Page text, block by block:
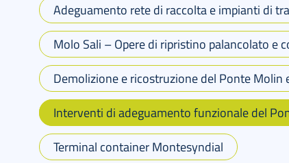
Adeguamento rete di raccolta e impianti di
Molo Sali – Opere di ripristino palancolato e
Demolizione e ricostruzione del Ponte Molin
Interventi di adeguamento funzionale del
Terminal container Montesyndial